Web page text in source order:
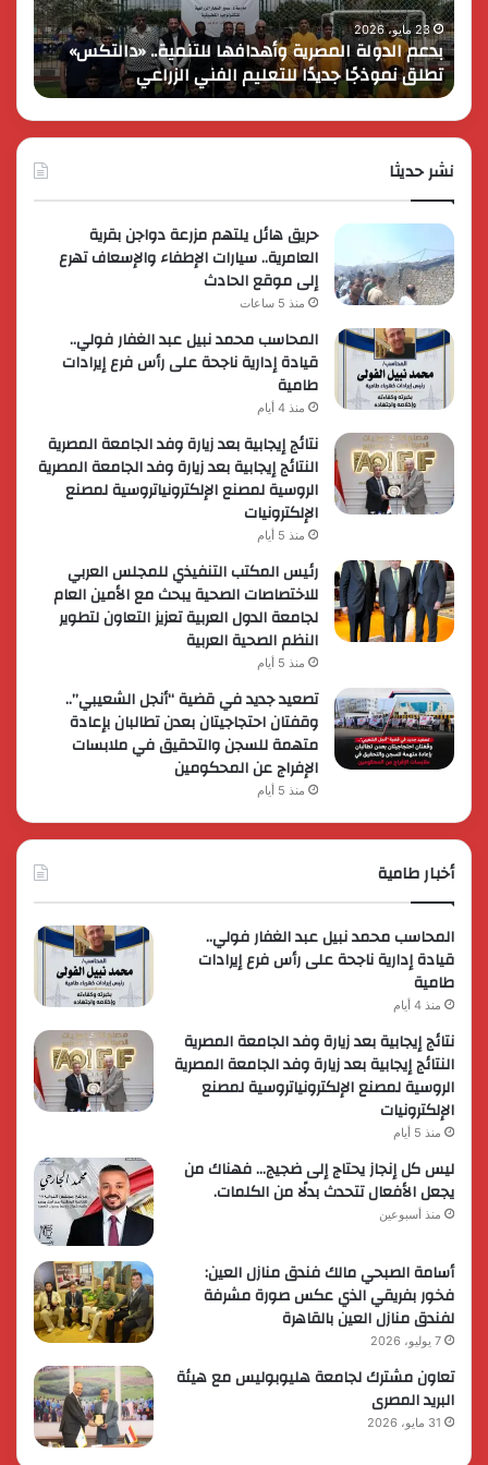
تطلق
نموذجًا
جديدًا
للتعليم
الفني
الزراعي
23 مايو، 2026
بدعم الدولة المصرية وأهدافها للتنمية.. «دالتكس»
تطلق نموذجًا جديدًا للتعليم الفني الزراعي
على
في
مصر
نشر حديثا
حريق هائل يلتهم مزرعة دواجن بقرية
العامرية.. سيارات الإطفاء والإسعاف تهرع
إلى موقع الحادث
منذ 5 ساعات
المحاسب محمد نبيل عبد الغفار فولي..
قيادة إدارية ناجحة على رأس فرع إيرادات
طامية
منذ 4 أيام
نتائج إيجابية بعد زيارة وفد الجامعة المصرية
النتائج إيجابية بعد زيارة وفد الجامعة المصرية
الروسية لمصنع الإلكترونياتروسية لمصنع
الإلكترونيات
منذ 5 أيام
رئيس المكتب التنفيذي للمجلس العربي
للاختصاصات الصحية يبحث مع الأمين العام
لجامعة الدول العربية تعزيز التعاون لتطوير
النظم الصحية العربية
منذ 5 أيام
تصعيد جديد في قضية “أنجل الشعيبي”..
وقفتان احتجاجيتان بعدن تطالبان بإعادة
متهمة للسجن والتحقيق في ملابسات
الإفراج عن المحكومين
منذ 5 أيام
أخبار طامية
المحاسب محمد نبيل عبد الغفار فولي..
قيادة إدارية ناجحة على رأس فرع إيرادات
طامية
منذ 4 أيام
نتائج إيجابية بعد زيارة وفد الجامعة المصرية
النتائج إيجابية بعد زيارة وفد الجامعة المصرية
الروسية لمصنع الإلكترونياتروسية لمصنع
الإلكترونيات
منذ 5 أيام
ليس كل إنجاز يحتاج إلى ضجيج… فهناك من
يجعل الأفعال تتحدث بدلًا من الكلمات.
منذ أسبوعين
أسامة الصبحي مالك فندق منازل العين:
فخور بفريقي الذي عكس صورة مشرفة
لفندق منازل العين بالقاهرة
7 يوليو، 2026
تعاون مشترك لجامعة هليوبوليس مع هيئة
البريد المصرى
31 مايو، 2026